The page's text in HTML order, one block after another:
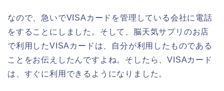
なので、急いでVISAカードを管理している会社に電話
をすることにしました。そして、脳天気サプリのお店
で利用したVISAカードは、自分が利用したものである
ことをお伝えしたんですよね。そしたら、VISAカード
は、すぐに利用できるようになりました。